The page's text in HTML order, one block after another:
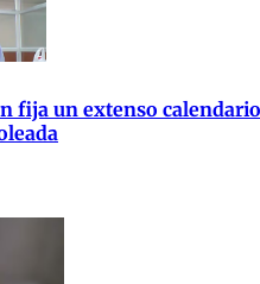
fija un extenso